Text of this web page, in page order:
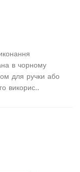
в чорному
для ручки або
викорис..